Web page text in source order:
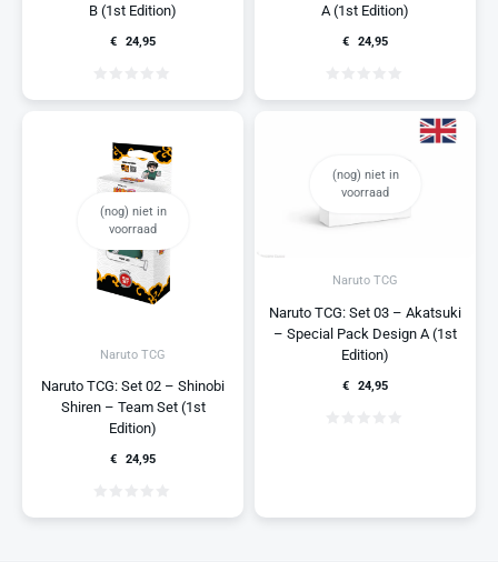
B (1st Edition)
€ 24,95
A (1st Edition)
€ 24,95
(nog) niet in
voorraad
Naruto TCG
Naruto TCG: Set 02 – Shinobi
Shiren – Team Set (1st
Edition)
€ 24,95
(nog) niet in
voorraad
Naruto TCG
Naruto TCG: Set 03 – Akatsuki
– Special Pack Design A (1st
Edition)
€ 24,95